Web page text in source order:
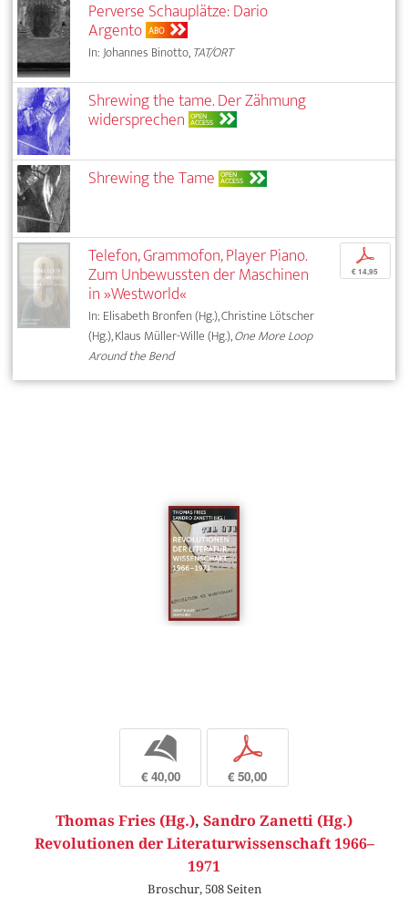
Perverse Schauplätze: Dario
Argento ABO
In: Johannes Binotto,TAT/ORT
Shrewing the tame. Der Zähmung
widersprechen OPEN
ACCESS
Shrewing the Tame OPEN
ACCESS
Telefon, Grammofon, Player Piano.
Zum Unbewussten der Maschinen
in »Westworld«
In: Elisabeth Bronfen (Hg.), Christine Lötscher
(Hg.), Klaus Müller-Wille (Hg.),One More Loop
Around the Bend
p
€ 14,95
b
€ 40,00
p
€ 50,00
Thomas Fries (Hg.), Sandro Zanetti (Hg.)
Revolutionen der Literaturwissenschaft 1966–
1971
Broschur, 508 Seiten